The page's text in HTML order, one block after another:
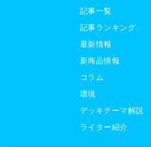
記事一覧
記事ランキング
最新情報
新商品情報
コラム
環境
デッキテーマ解説
ライター紹介